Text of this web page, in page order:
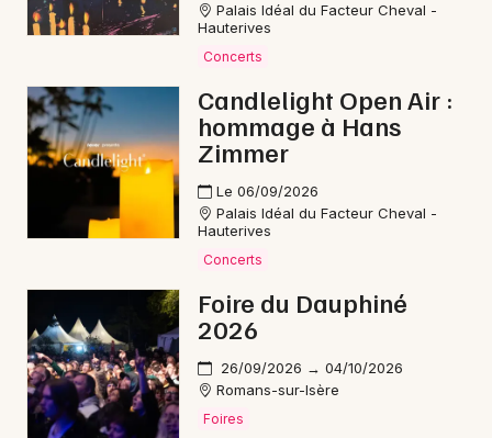
Newsletter des sorties
Artistes en tournée
Actus à Die
Magazine à Die
Choisir mes départements
Palais Idéal du Facteur Cheval -
Hauterives
Concerts
Candlelight Open Air :
hommage à Hans
Zimmer
Le 06/09/2026
Palais Idéal du Facteur Cheval -
Hauterives
Concerts
Foire du Dauphiné
2026
26/09/2026 → 04/10/2026
Romans-sur-Isère
Foires